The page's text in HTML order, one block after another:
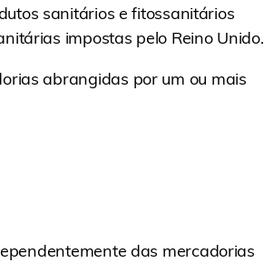
sanitários e fitossanitários
impostas pelo Reino Unido.
abrangidas por um ou mais
das mercadorias